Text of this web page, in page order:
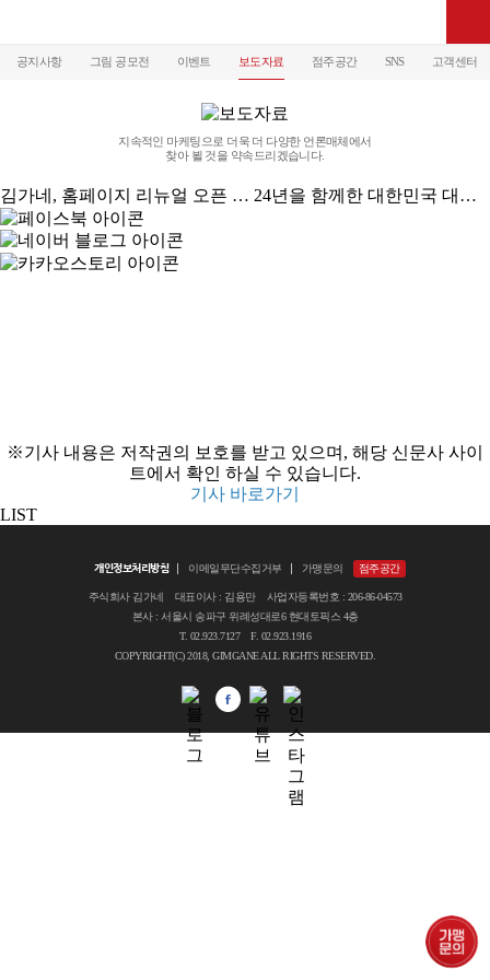
공지사항 그림 공모전 이벤트 보도자료 점주공간 SNS 고객센터
지속적인 마케팅으로 더욱 더 다양한 언론매체에서
찾아 뵐 것을 약속드리겠습니다.
김가네, 홈페이지 리뉴얼 오픈 … 24년을 함께한 대한민국 대표 분식 브랜드 소개
※기사 내용은 저작권의 보호를 받고 있으며, 해당 신문사 사이
트에서 확인 하실 수 있습니다.
기사 바로가기
LIST
개인정보처리방침 이메일무단수집거부 가맹문의 점주공간
주식회사 김가네 대표이사 : 김용만 사업자등록번호 : 206-86-04573
본사 : 서울시 송파구 위례성대로6 현대토픽스 4층
T. 02.923.7127 F. 02.923.1916
COPYRIGHT(C) 2018, GIMGANE ALL RIGHTS RESERVED.